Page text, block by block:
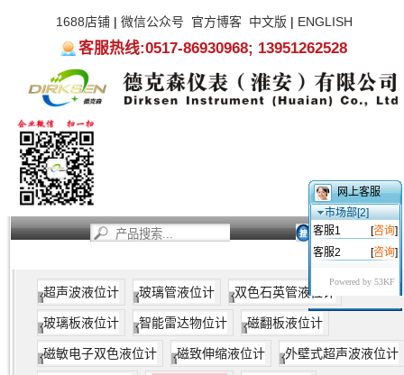
1688店铺| 微信公众号 官方博客 中文版 | ENGLISH
客服热线:0517-86930968; 13951262528
超声波液位计 玻璃管液位计 双色石英管液位计
玻璃板液位计 智能雷达物位计 磁翻板液位计
磁敏电子双色液位计 磁致伸缩液位计 外壁式超声波液位计
网上客服
市场部[2]
客服1
[咨询]
客服2
[咨询]
Powered by 53KF